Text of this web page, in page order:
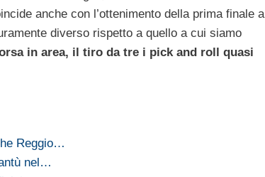
anche con l’ottenimento della prima finale a
diverso rispetto a quello a cui siamo
in area, il tiro da tre i pick and roll quasi
Reggio…
nel…